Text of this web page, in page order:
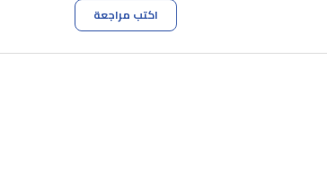
اكتب مراجعة